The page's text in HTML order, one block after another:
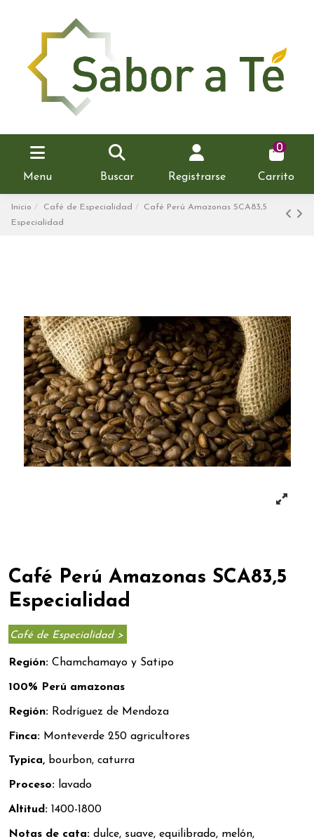
Menu Buscar Registrarse
0
Carrito
Inicio Café de Especialidad
Café Perú Amazonas SCA83,5
Especialidad
Café Perú Amazonas SCA83,5
Especialidad
Café de Especialidad >
Región: Chamchamayo y Satipo
100% Perú amazonas
Región: Rodríguez de Mendoza
Finca: Monteverde 250 agricultores
Typica, bourbon, caturra
Proceso: lavado
Altitud: 1400-1800
Notas de cata: dulce, suave, equilibrado, melón,